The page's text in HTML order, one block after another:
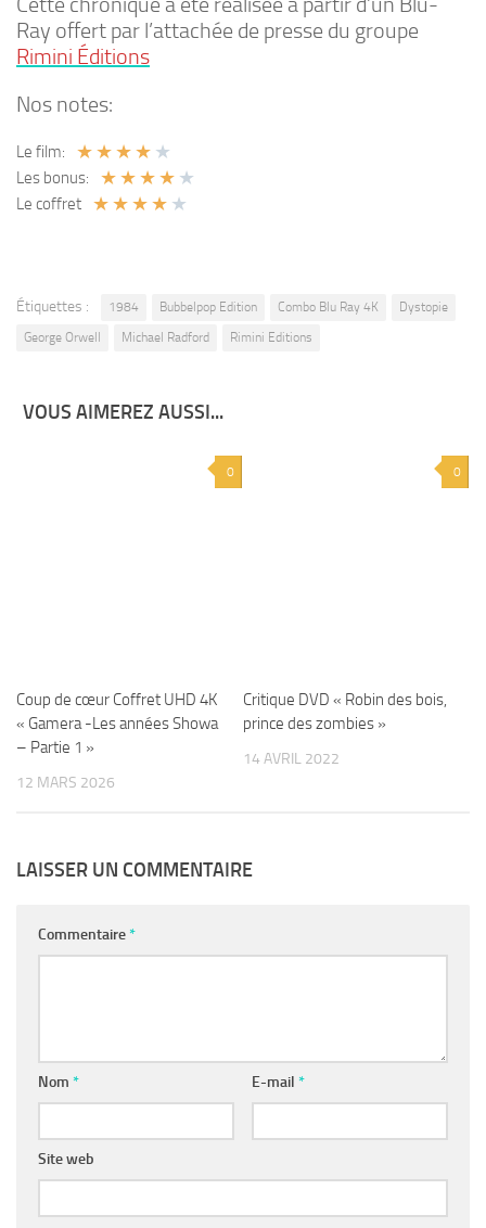
Ray offert par l’attachée de presse du groupe
Rimini Éditions
Nos notes:
Le film: ★★★★ ★
Les bonus: ★★★★ ★
Le coffret ★★★★ ★
Étiquettes : 1984 Bubbelpop Edition Combo Blu Ray 4K
Dystopie
George Orwell
Michael Radford Rimini Editions
VOUS AIMEREZ AUSSI...
0
Coup de cœur Coffret UHD 4K
« Gamera -Les années Showa
– Partie 1 »
12 MARS 2026
0
Critique DVD « Robin des bois,
prince des zombies »
14 AVRIL 2022
LAISSER UN COMMENTAIRE
Commentaire*
Nom * E-mail *
Site web